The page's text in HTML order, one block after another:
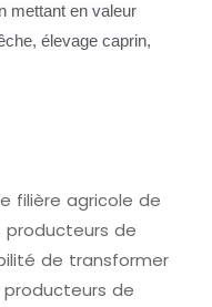
mettant en valeur
élevage caprin,
filière agricole de
producteurs de
de transformer
de